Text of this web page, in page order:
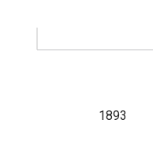
1893